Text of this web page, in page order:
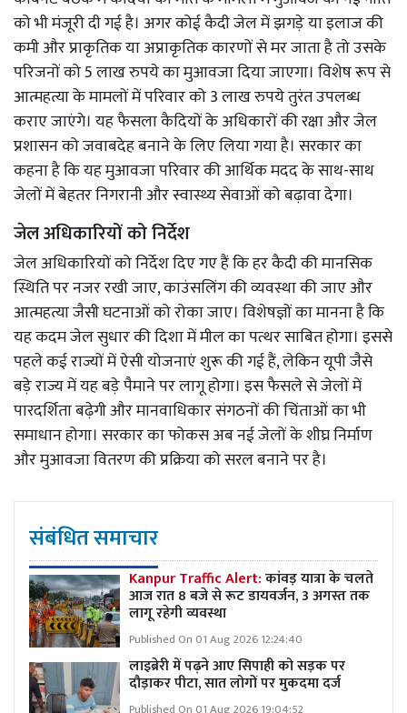
को भी मंजूरी दी गई है। अगर कोई कैदी जेल में झगड़े या इलाज की
कमी और प्राकृतिक या अप्राकृतिक कारणों से मर जाता है तो उसके
परिजनों को 5 लाख रुपये का मुआवजा दिया जाएगा। विशेष रूप से
आत्महत्या के मामलों में परिवार को 3 लाख रुपये तुरंत उपलब्ध
कराए जाएंगे। यह फैसला कैदियों के अधिकारों की रक्षा और जेल
प्रशासन को जवाबदेह बनाने के लिए लिया गया है। सरकार का
कहना है कि यह मुआवजा परिवार की आर्थिक मदद के साथ-साथ
जेलों में बेहतर निगरानी और स्वास्थ्य सेवाओं को बढ़ावा देगा।
जेल अधिकारियों को निर्देश
जेल अधिकारियों को निर्देश दिए गए हैं कि हर कैदी की मानसिक
स्थिति पर नजर रखी जाए, काउंसलिंग की व्यवस्था की जाए और
आत्महत्या जैसी घटनाओं को रोका जाए। विशेषज्ञों का मानना है कि
यह कदम जेल सुधार की दिशा में मील का पत्थर साबित होगा। इससे
पहले कई राज्यों में ऐसी योजनाएं शुरू की गई हैं, लेकिन यूपी जैसे
बड़े राज्य में यह बड़े पैमाने पर लागू होगा। इस फैसले से जेलों में
पारदर्शिता बढ़ेगी और मानवाधिकार संगठनों की चिंताओं का भी
समाधान होगा। सरकार का फोकस अब नई जेलों के शीघ्र निर्माण
और मुआवजा वितरण की प्रक्रिया को सरल बनाने पर है।
संबंधित समाचार
Kanpur Traffic Alert:कांवड़ यात्रा के चलते
आज रात 8 बजे से रूट डायवर्जन, 3 अगस्त तक
लागू रहेगी व्यवस्था
Published On 01 Aug 2026 12:24:40
लाइब्रेरी में पढ़ने आए सिपाही को सड़क पर
दौड़ाकर पीटा, सात लोगों पर मुकदमा दर्ज